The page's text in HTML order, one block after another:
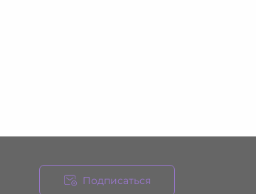
Подписаться